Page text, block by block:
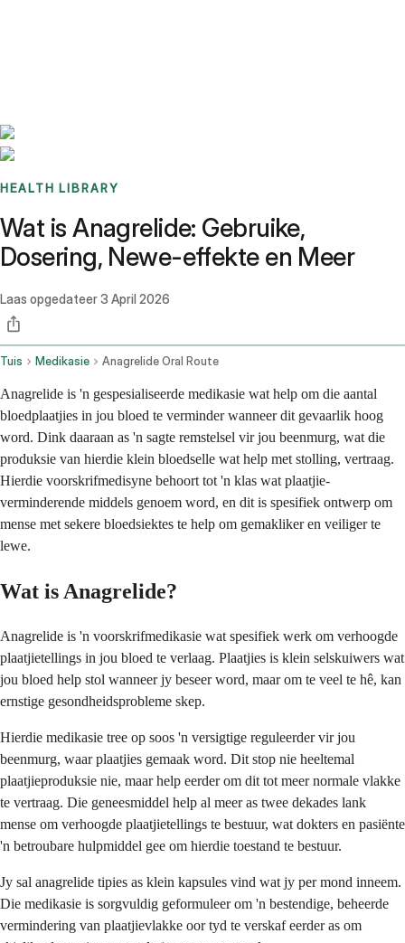
HEALTH LIBRARY
Wat is Anagrelide: Gebruike,
Dosering, Newe-effekte en Meer
Laas opgedateer3 April 2026
Tuis Medikasie Anagrelide Oral Route
Anagrelide is 'n gespesialiseerde medikasie wat help om die aantal
bloedplaatjies in jou bloed te verminder wanneer dit gevaarlik hoog
word. Dink daaraan as 'n sagte remstelsel vir jou beenmurg, wat die
produksie van hierdie klein bloedselle wat help met stolling, vertraag.
Hierdie voorskrifmedisyne behoort tot 'n klas wat plaatjie-
verminderende middels genoem word, en dit is spesifiek ontwerp om
mense met sekere bloedsiektes te help om gemakliker en veiliger te
lewe.
Wat is Anagrelide?
Anagrelide is 'n voorskrifmedikasie wat spesifiek werk om verhoogde
plaatjietellings in jou bloed te verlaag. Plaatjies is klein selskuiwers wat
jou bloed help stol wanneer jy beseer word, maar om te veel te hê, kan
ernstige gesondheidsprobleme skep.
Hierdie medikasie tree op soos 'n versigtige reguleerder vir jou
beenmurg, waar plaatjies gemaak word. Dit stop nie heeltemal
plaatjieproduksie nie, maar help eerder om dit tot meer normale vlakke
te vertraag. Die geneesmiddel help al meer as twee dekades lank
mense om verhoogde plaatjietellings te bestuur, wat dokters en pasiënte
'n betroubare hulpmiddel gee om hierdie toestand te bestuur.
Jy sal anagrelide tipies as klein kapsules vind wat jy per mond inneem.
Die medikasie is sorgvuldig geformuleer om 'n bestendige, beheerde
vermindering van plaatjievlakke oor tyd te verskaf eerder as om